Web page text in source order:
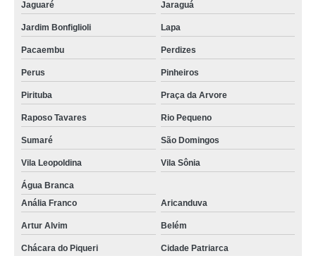
Jaguaré Jaraguá
Jardim Bonfiglioli Lapa
Pacaembu Perdizes
Perus Pinheiros
Pirituba Praça da Arvore
Raposo Tavares Rio Pequeno
Sumaré São Domingos
Vila Leopoldina Vila Sônia
Água Branca
Anália Franco
Aricanduva
Artur Alvim Belém
Chácara do Piqueri Cidade Patriarca